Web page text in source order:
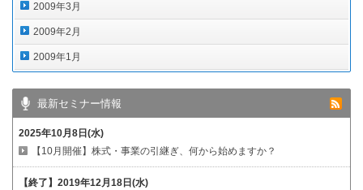
2009年3月
2009年2月
2009年1月
最新セミナー情報
2025年10月8日(水)
【10月開催】株式・事業の引継ぎ、何から始めますか？
【終了】 2019年12月18日(水)